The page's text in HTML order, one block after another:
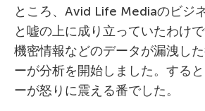
ところ、Avid Life Mediaのビジ
と嘘の上に成り立っていたわけ
機密情報などのデータが漏洩し
ーが分析を開始しました。する
ーが怒りに震える番でした。